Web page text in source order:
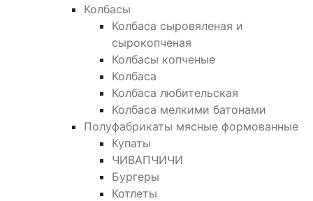
Колбасы
Колбаса сыровяленая и
сырокопченая
Колбасы копченые
Колбаса
Колбаса любительская
Колбаса мелкими батонами
Полуфабрикаты мясные формованные
Купаты
ЧИВАПЧИЧИ
Бургеры
Котлеты